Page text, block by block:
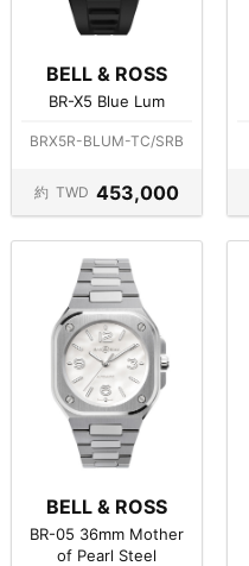
BELL & ROSS
BR-X5 Blue Lum
BRX5R-BLUM-TC/SRB
約 TWD 453,000
BELL & ROSS
BR-05 36mm Mother
of Pearl Steel